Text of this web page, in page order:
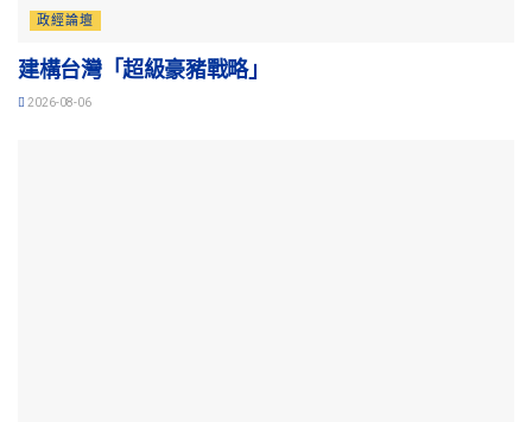
政經論壇
建構台灣「超級豪豬戰略」
2026-08-06